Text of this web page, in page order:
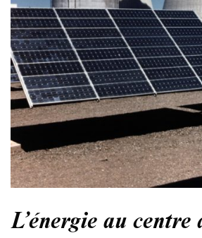
L’énergie au centre